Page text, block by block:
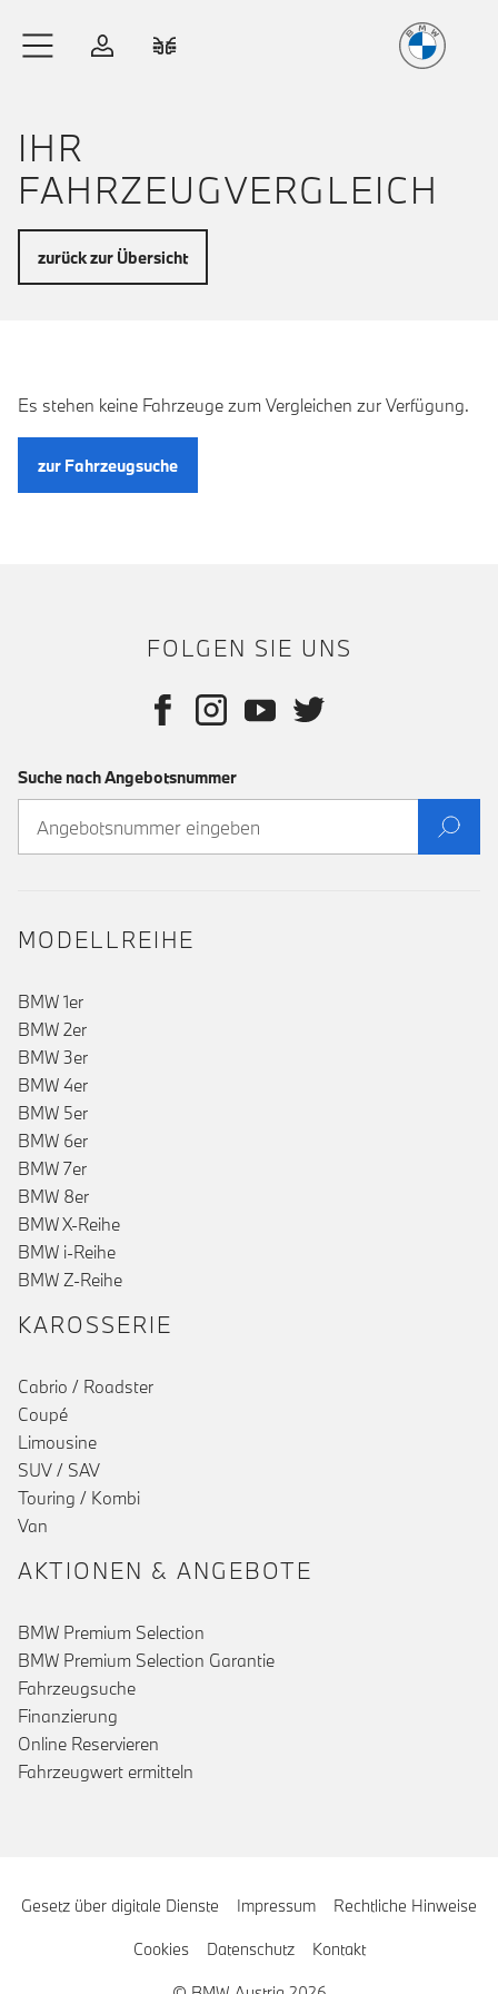
Anmelden
IHR
FAHRZEUGVERGLEICH
zurück zur Übersicht
Es stehen keine Fahrzeuge zum Vergleichen zur Verfügung.
zur Fahrzeugsuche
FOLGEN SIE UNS
Suche nach Angebotsnummer
MODELLREIHE
BMW 1er
BMW 2er
BMW 3er
BMW 4er
BMW 5er
BMW 6er
BMW 7er
BMW 8er
BMW X-Reihe
BMW i-Reihe
BMW Z-Reihe
KAROSSERIE
Cabrio / Roadster
Coupé
Limousine
SUV / SAV
Touring / Kombi
Van
AKTIONEN & ANGEBOTE
BMW Premium Selection
BMW Premium Selection Garantie
Fahrzeugsuche
Finanzierung
Online Reservieren
Fahrzeugwert ermitteln
Gesetz über digitale Dienste Impressum Rechtliche Hinweise
Cookies Datenschutz Kontakt